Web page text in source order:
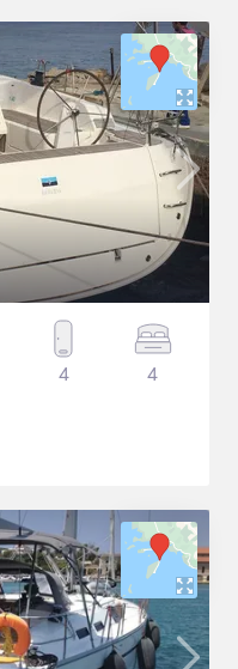
4 4